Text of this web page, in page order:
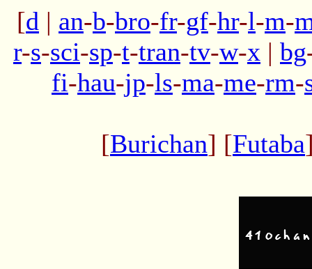
[d | an-b-bro-fr-gf-hr-l-m-
r-s-sci-sp-t-tran-tv-w-x | bg
fi-hau-jp-ls-ma-me-rm-
[Burichan] [Futaba